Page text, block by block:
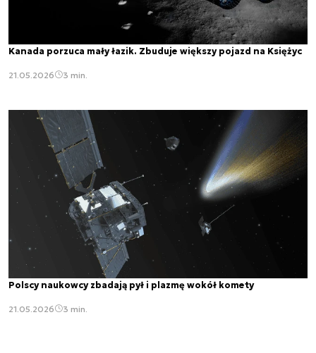
Kanada porzuca mały łazik. Zbuduje większy pojazd na Księżyc
21.05.2026 3 min.
Polscy naukowcy zbadają pył i plazmę wokół komety
21.05.2026 3 min.